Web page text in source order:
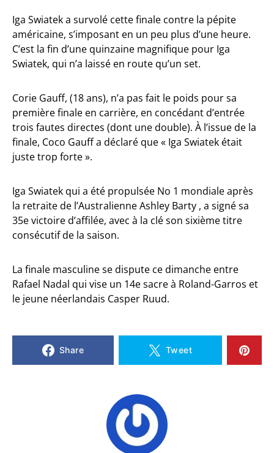
Iga Swiatek a survolé cette finale contre la pépite
américaine, s’imposant en un peu plus d’une heure.
C’est la fin d’une quinzaine magnifique pour Iga
Swiatek, qui n’a laissé en route qu’un set.
Corie Gauff, (18 ans), n’a pas fait le poids pour sa
première finale en carrière, en concédant d’entrée
trois fautes directes (dont une double). À l’issue de la
finale, Coco Gauff a déclaré que « Iga Swiatek était
juste trop forte ».
Iga Swiatek qui a été propulsée No 1 mondiale après
la retraite de l’Australienne Ashley Barty , a signé sa
35e victoire d’affilée, avec à la clé son sixième titre
consécutif de la saison.
La finale masculine se dispute ce dimanche entre
Rafael Nadal qui vise un 14e sacre à Roland-Garros et
le jeune néerlandais Casper Ruud.
Share Tweet